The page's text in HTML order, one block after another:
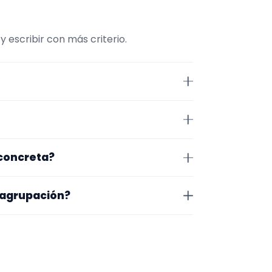
escribir con más criterio.
exacto, horarios y
a lo que buscas.